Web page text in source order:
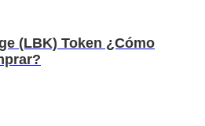
(LBK) Token ¿Cómo